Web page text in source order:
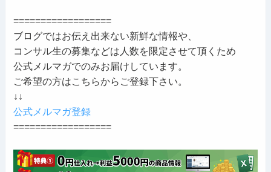
==================
ブログではお伝え出来ない新鮮な情報や、
コンサル生の募集などは人数を限定させて頂くため
公式メルマガでのみお届けしています。
ご希望の方はこちらからご登録下さい。
↓↓
公式メルマガ登録
==================